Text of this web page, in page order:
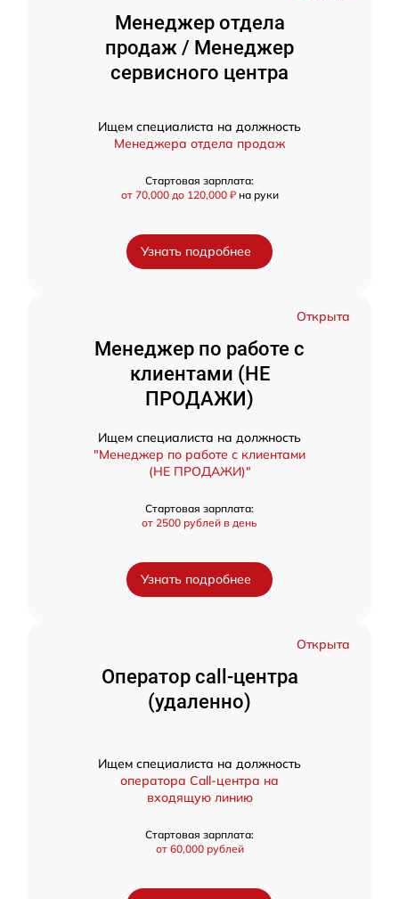
Менеджер отдела
продаж / Менеджер
сервисного центра
Ищем специалиста на должность
Менеджера отдела продаж
Стартовая зарплата:
от 70,000 до 120,000 ₽ на руки
Узнать подробнее
Открыта
Менеджер по работе с
клиентами (НЕ
ПРОДАЖИ)
Ищем специалиста на должность
"Менеджер по работе с клиентами
(НЕ ПРОДАЖИ)"
Стартовая зарплата:
от 2500 рублей в день
Узнать подробнее
Открыта
Оператор call-центра
(удаленно)
Ищем специалиста на должность
оператора Call-центра на
входящую линию
Стартовая зарплата:
от 60,000 рублей